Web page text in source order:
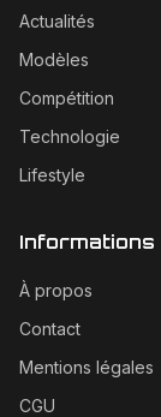
Actualités
Modèles
Compétition
Technologie
Lifestyle
Informations
À propos
Contact
Mentions légales
CGU